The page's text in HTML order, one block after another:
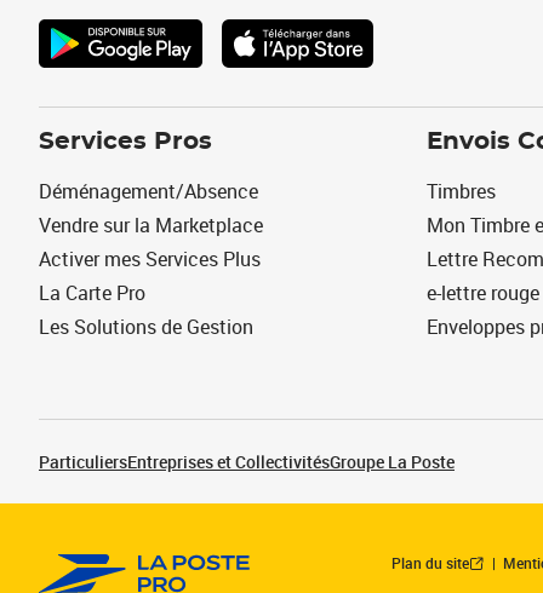
Services Pros
Déménagement/Absence
Vendre sur la Marketplace
Activer mes Services Plus
La Carte Pro
Les Solutions de Gestion
Envois
Timbres
Mon Timbre
Lettre
e-lettre rouge
Enveloppes
ParticuliersEntreprises et CollectivitésGroupe La Poste
Plan du site